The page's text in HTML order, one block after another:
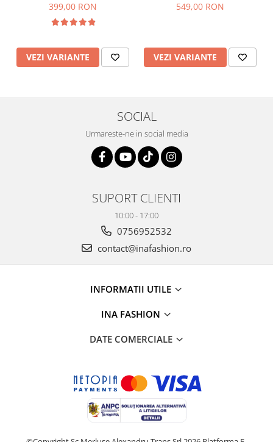
399,00 RON
VEZI VARIANTE
549,00 RON
VEZI VARIANTE
SOCIAL
Urmareste-ne in social media
SUPORT CLIENTI
10:00 - 17:00
0756952532
contact@inafashion.ro
INFORMATII UTILE
INA FASHION
DATE COMERCIALE